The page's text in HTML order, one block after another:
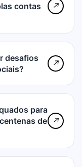
contas
↗
desafios
↗
para
de
↗